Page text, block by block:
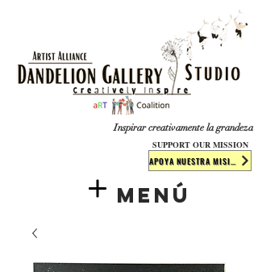
​​​Inspirar creativamente la grandeza
Menú
SUPPORT OUR MISSION